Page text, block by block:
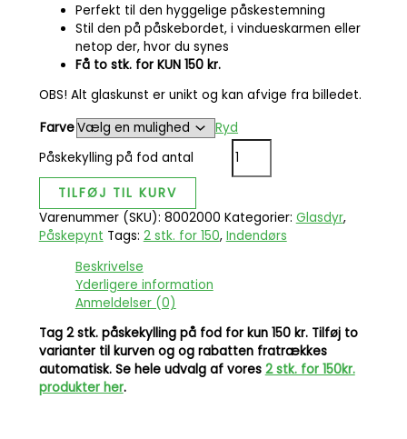
Perfekt til den hyggelige påskestemning
Stil den på påskebordet, i vindueskarmen eller
netop der, hvor du synes
Få to stk. for KUN 150 kr.
OBS! Alt glaskunst er unikt og kan afvige fra billedet.
Farve
Ryd
Påskekylling på fod antal
TILFØJ TIL KURV
Varenummer (SKU): 8002000 Kategorier: Glasdyr,
Påskepynt Tags: 2 stk. for 150, Indendørs
Beskrivelse
Yderligere information
Anmeldelser (0)
Tag 2 stk. påskekylling på fod for kun 150 kr. Tilføj to
varianter til kurven og og rabatten fratrækkes
automatisk. Se hele udvalg af vores 2 stk. for 150kr.
produkter her.